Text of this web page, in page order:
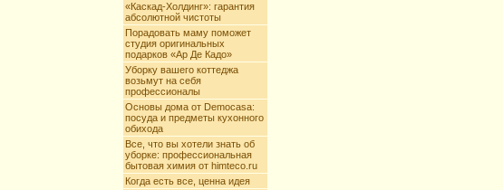
«Каскад-Холдинг»: гарантия
абсолютной чистоты
Порадовать маму поможет
студия оригинальных
подарков «Ар Де Кадо»
Уборку вашего коттеджа
возьмут на себя
профессионалы
Основы дома от Democasa:
посуда и предметы кухонного
обихода
Все, что вы хотели знать об
уборке: профессиональная
бытовая химия от himteco.ru
Когда есть все, ценна идея